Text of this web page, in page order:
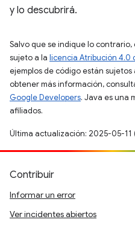
y lo descubrirá.
Salvo que se indique lo
sujeto a la licencia Atribución 4.0
ejemplos de código están sujetos
obtener más información,
Google Developers. Java es una
afiliados.
Última actualización: 2025-05-11
Contribuir
Informar un error
Ver incidentes abiertos